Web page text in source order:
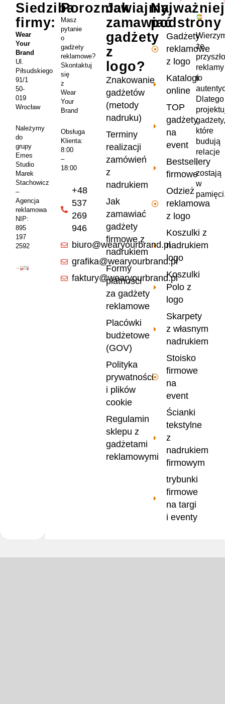
że
reklamy
to
Dlatego
gadżety,
które
budują
relacje
i
zostają
w
podstrony
Gadżety
reklamowe
z logo
Katalogi
online
TOP
gadżety
na
event
Bestsellery
firmowe
Odzież
reklamowa
z logo
Koszulki z
nadrukiem
logo
Koszulki
Polo z
logo
Skarpety
z własnym
nadrukiem
Stoisko
firmowe
na
event
Ścianki
tekstylne
z
nadrukiem
firmowym
trybunki
firmowe
na targi
i eventy
Jak
zamawiać
gadżety
z
logo?
Znakowanie
gadżetów
(metody
nadruku)
Terminy
realizacji
zamówień
z
nadrukiem
Jak
zamawiać
gadżety
firmowe z
nadrukiem
Formy
płatności
za gadżety
reklamowe
Placówki
budżetowe
(GOV)
Polityka
prywatności
i plików
cookie
Regulamin
sklepu z
gadżetami
reklamowymi
Porozmawiajmy
Masz
pytanie
o
gadżety
reklamowe?
Skontaktuj
się
z
Wear
Your
Brand
Obsługa
Klienta:
8:00
–
18:00
+48
537
269
946
biuro@wearyourbrand.pl
grafika@wearyourbrand.pl
faktury@wearyourbrand.pl
Siedziba
firmy:
Wear
Your
Brand
Ul.
Piłsudskiego
91/1
50-
019
Wrocław
Należymy
do
grupy
Emes
Studio
Marek
Stachowicz
–
Agencja
reklamowa
NIP:
895
197
2592